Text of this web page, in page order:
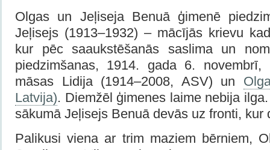
Olgas un Jeļiseja Benuā ģimenē
Jeļisejs (1913–1932) – mācījās krievu
kur pēc saaukstēšanās saslima un
piedzimšanas, 1914. gada 6.
māsas Lidija (1914–2008, ASV) un
Latvija). Diemžēl ģimenes laime nebija
sākumā Jeļisejs Benuā devās uz fronti, kur
Palikusi viena ar trim maziem bērniem,